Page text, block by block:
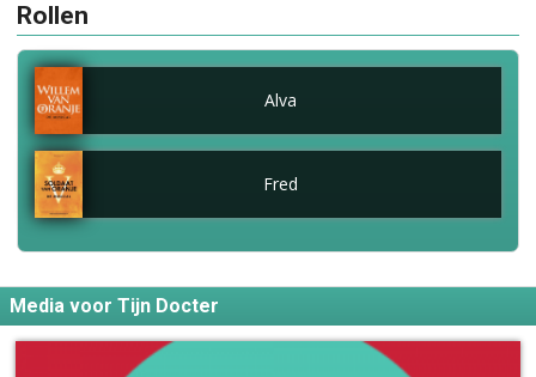
Rollen
Alva
Fred
Media voor Tijn Docter